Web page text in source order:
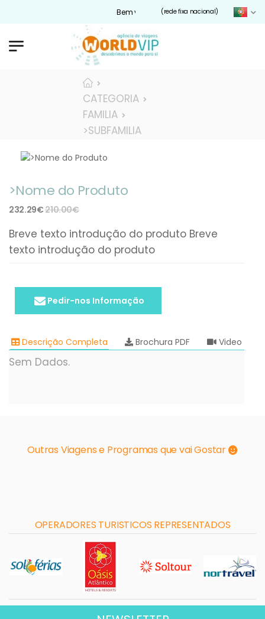
Bem vindos ao nosso site Worldvip.pt
(rede fixa nacional)
CATEGORIA
FAMILIA
>SUBFAMILIA
>Nome do Produto
232.29€210.00€
Breve texto introdução do produto Breve
texto introdução do produto
Pedir-nos Informação
Descrição Completa Brochura PDF Video
Sem Dados.
Outras Viagens e Programas que vai Gostar
OPERADORES TURISTICOS REPRESENTADOS